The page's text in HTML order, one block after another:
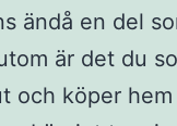
ändå en del
är det du
och köper